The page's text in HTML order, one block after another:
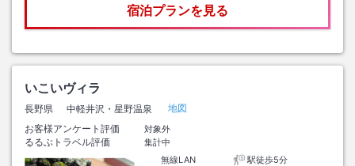
宿泊プランを見る
いこいヴィラ
長野県 中軽井沢・星野温泉
地図
お客様アンケート評価
対象外
るるぶトラベル評価
集計中
無線LAN
駅徒歩5分